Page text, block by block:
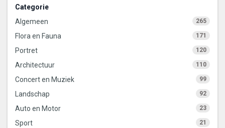
Categorie
Algemeen
265
Flora en Fauna 171
Portret 120
Architectuur 110
Concert en Muziek 99
Landschap 92
Auto en Motor 23
Sport 21